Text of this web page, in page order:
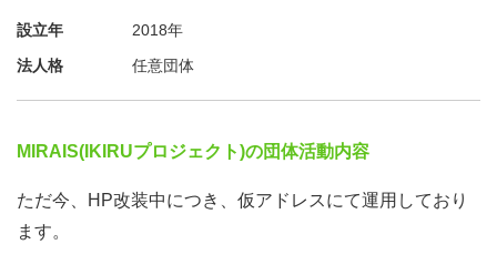
設立年
2018年
法人格
任意団体
MIRAIS(IKIRUプロジェクト)の団体活動内容
ただ今、HP改装中につき、仮アドレスにて運用しており
ます。